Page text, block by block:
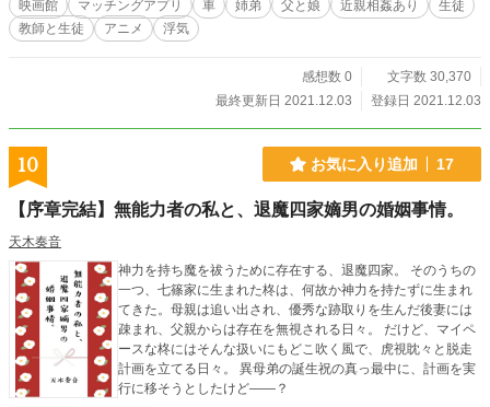
映画館 マッチングアプリ 車 姉弟 父と娘 近親相姦あり
生徒
教師と生徒
アニメ 浮気
感想数 0
文字数 30,370
最終更新日 2021.12.03
登録日 2021.12.03
10 お気に入り追加 17
【序章完結】無能力者の私と、退魔四家嫡男の婚姻事情。
天木奏音
神力を持ち魔を祓うために存在する、退魔四家。 そのうちの
一つ、七篠家に生まれた柊は、何故か神力を持たずに生まれ
てきた。母親は追い出され、優秀な跡取りを生んだ後妻には
疎まれ、父親からは存在を無視される日々。 だけど、マイペ
ースな柊にはそんな扱いにもどこ吹く風で、虎視眈々と脱走
計画を立てる日々。 異母弟の誕生祝の真っ最中に、計画を実
行に移そうとしたけど――？